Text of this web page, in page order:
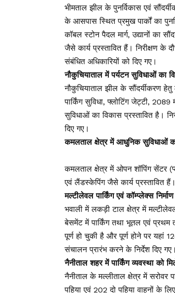
भीमताल झील के पुनर्विकास एवं
के आसपास स्थित प्रमुख पार्कों का
कॉबल स्टोन पैदल मार्ग, उद्यानों का
जैसे कार्य प्रस्तावित हैं। निरीक्षण के
संबंधित अधिकारियों को दिए गए।
नौकुचियाताल में पर्यटन सुविधाओं का
नौकुचियाताल झील के सौंदर्यीकरण
पार्किंग सुविधा, फ्लोटिंग जेट्टी, 2089
सुविधाओं का विकास प्रस्तावित है।
दिए गए।
कमलताल क्षेत्र में आधुनिक सुविधाओं
कमलताल क्षेत्र में ओपन शॉपिंग सेंटर
एवं लैंडस्केपिंग जैसे कार्य प्रस्तावित
मल्टीलेवल पार्किंग एवं कॉम्प्लेक्स निर्माण
भवाली में लकड़ी टाल क्षेत्र में
बेसमेंट में पार्किंग तथा भूतल एवं प्रथम
पूर्ण हो चुकी है और पूर्ण होने पर यहां
संचालन प्रारंभ करने के निर्देश दिए गए।
नैनीताल शहर में पार्किंग व्यवस्था को
नैनीताल के मल्लीताल क्षेत्र में सरोवर
पहिया एवं 202 दो पहिया वाहनों के